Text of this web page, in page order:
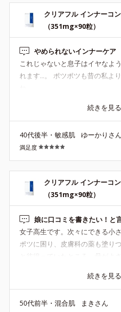
ツポツは出来てるものの、膿ん
来てなかったです。状態維持と
しています。このままいけばポ
クリアフル インナーコ
（351mg×90粒）
やめられないインナーケア
これじゃないと息子はイヤなよ
れます...。 ポツポツも昔の私よ
続きを見る
40代後半・敏感肌 ゆーかりさん
満足度
クリアフル インナーコ
（351mg×90粒）
娘に口コミを書きたい！と
女子高生です。次々にできる小
ポツに困り、皮膚科の薬も塗り
りしましたが、続けて飲んでい
がしています。飲み忘れるとポ
期購入にしてもらいました。私
続きを見る
50代前半・混合肌 まきさん